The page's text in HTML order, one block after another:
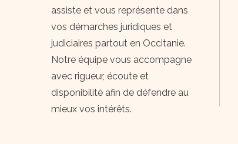
assiste et vous représente dans
vos démarches juridiques et
judiciaires partout en Occitanie.
Notre équipe vous accompagne
avec rigueur, écoute et
disponibilité afin de défendre au
mieux vos intérêts.